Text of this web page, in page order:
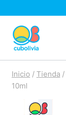
contenido
Inicio / Tienda /
10ml